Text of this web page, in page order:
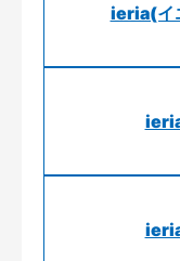
ieria(イ